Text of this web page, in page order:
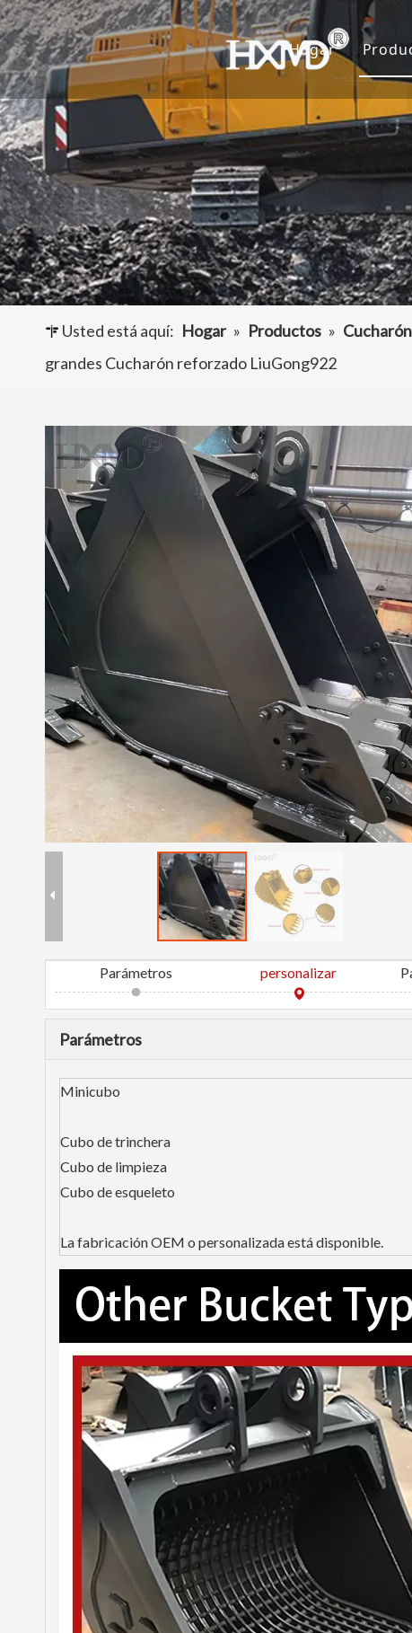
Hogar
Usted está aquí: Hogar » Productos »
grandes Cucharón reforzado LiuGong922
Parámetros personalizar
Parámetros
Minicubo
Cubo de trinchera
Cubo de limpieza
Cubo de esqueleto
La fabricación OEM o personalizada está disponible.